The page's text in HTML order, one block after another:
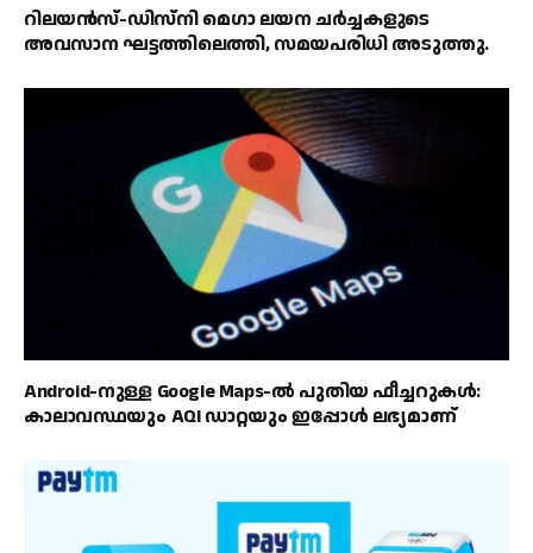
റിലയൻസ്-ഡിസ്‌നി മെഗാ ലയന ചർച്ചകളുടെ
അവസാന ഘട്ടത്തിലെത്തി, സമയപരിധി അടുത്തു.
Android-നുള്ള Google Maps-ൽ പുതിയ ഫീച്ചറുകൾ:
കാലാവസ്ഥയും AQI ഡാറ്റയും ഇപ്പോൾ ലഭ്യമാണ്